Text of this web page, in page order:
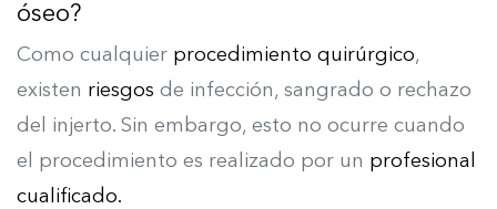
óseo?
Como cualquier procedimiento quirúrgico,
existen riesgos de infección, sangrado o rechazo
del injerto. Sin embargo, esto no ocurre cuando
el procedimiento es realizado por un profesional
cualificado.